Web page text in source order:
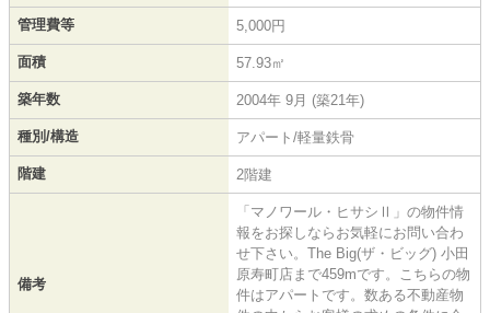
管理費等 5,000円
面積 57.93㎡
築年数 2004年 9月 (築21年)
種別/構造 アパート/軽量鉄骨
階建 2階建
備考
「マノワール・ヒサシⅡ」の物件情
報をお探しならお気軽にお問い合わ
せ下さい。The Big(ザ・ビッグ) 小田
原寿町店まで459mです。こちらの物
件はアパートです。数ある不動産物